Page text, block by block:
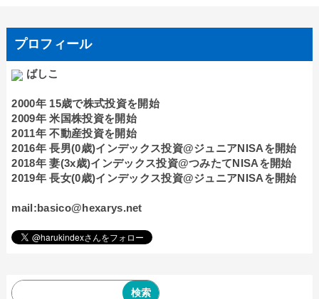
プロフィール
ばしこ
2000年 15歳で株式投資を開始
2009年 米国株投資を開始
2011年 不動産投資を開始
2016年 長男(0歳)インデックス投資@ジュニアNISAを開始
2018年 妻(3x歳)インデックス投資@つみたてNISAを開始
2019年 長女(0歳)インデックス投資@ジュニアNISAを開始
mail:basico@hexarys.net